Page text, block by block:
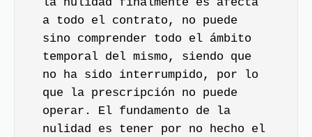
a todo el contrato, no puede
sino comprender todo el ámbito
temporal del mismo, siendo que
no ha sido interrumpido, por lo
que la prescripción no puede
operar. El fundamento de la
nulidad es tener por no hecho el